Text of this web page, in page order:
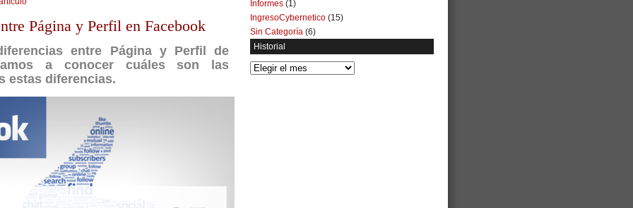
Página y Perfil en Facebook
entre Página y Perfil de
a conocer cuáles son las
estas diferencias.
Informes (1)
IngresoCybernetico (15)
Sin Categoría (6)
Historial
Historial